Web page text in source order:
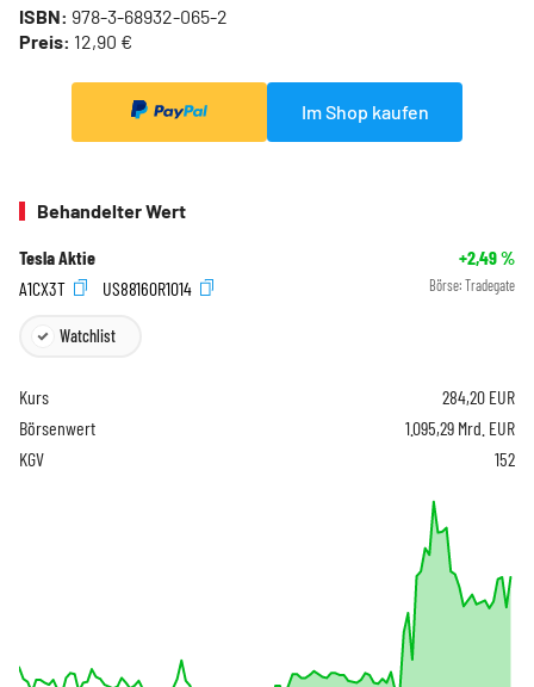
ISBN: 978-3-68932-065-2
Preis: 12,90 €
Im Shop kaufen
Behandelter Wert
Tesla Aktie +2,49%
A1CX3T
US88160R1014 Börse: Tradegate
Watchlist
Kurs 284,20 EUR
Börsenwert
1.095,29 Mrd. EUR
KGV
152